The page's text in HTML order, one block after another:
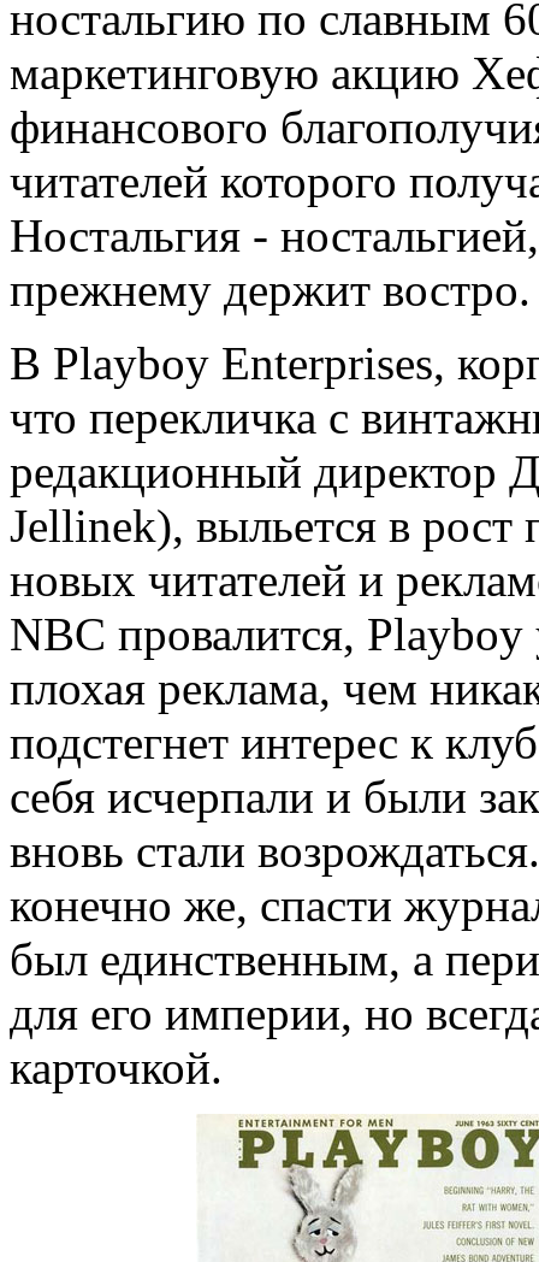
ностальгию по славным
маркетинговую акцию
финансового
читателей которого
Ностальгия -
прежнему держит востро.
В Playboy Enterprises,
что перекличка с
редакционный
Jellinek), выльется в
новых читателей и
NBC провалится, Playboy
плохая реклама, чем
подстегнет интерес к
себя исчерпали и были
вновь стали
конечно же, спасти
был единственным, а
для его империи, но
карточкой.